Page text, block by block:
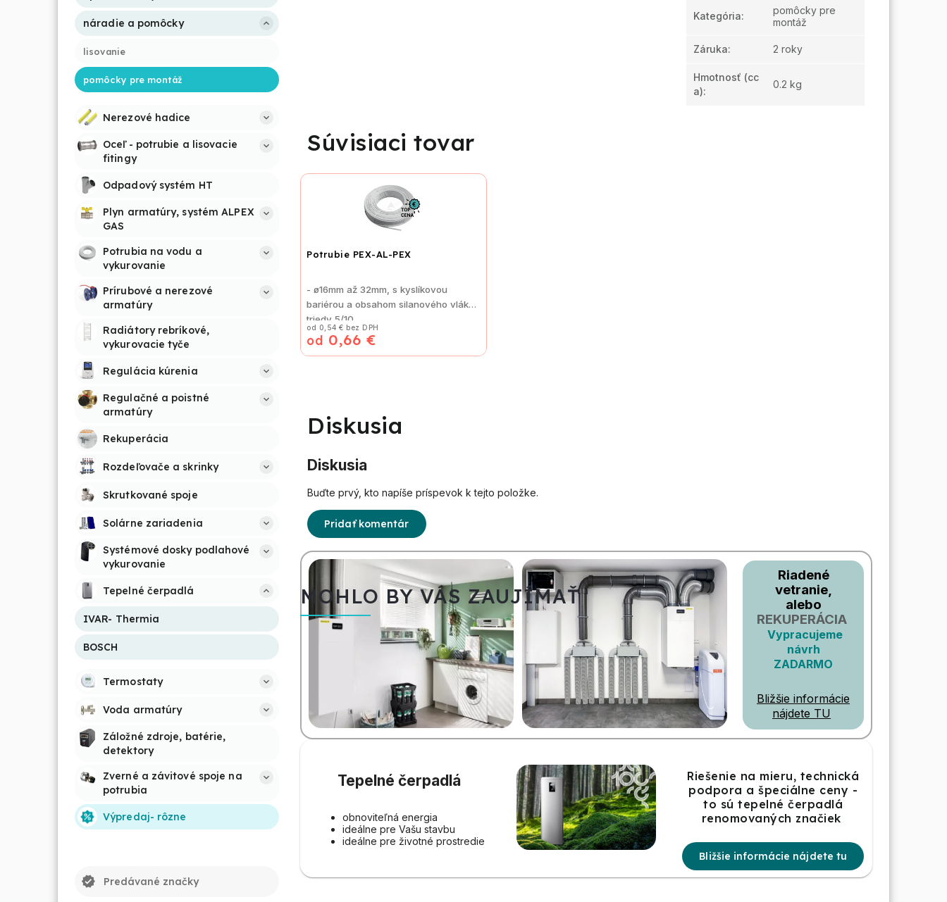
náradie a pomôcky
lisovanie
pomôcky pre montáž
Nerezové hadice
Oceľ - potrubie a lisovacie
fitingy
Odpadový systém HT
Plyn armatúry, systém ALPEX
GAS
Potrubia na vodu a
vykurovanie
Prírubové a nerezové
armatúry
Radiátory rebríkové,
vykurovacie tyče
Regulácia kúrenia
Regulačné a poistné
armatúry
Rekuperácia
Rozdeľovače a skrinky
Skrutkované spoje
Solárne zariadenia
Systémové dosky podlahové
vykurovanie
Tepelné čerpadlá
IVAR- Thermia
BOSCH
Termostaty
Voda armatúry
Záložné zdroje, batérie,
detektory
Zverné a závitové spoje na
potrubia
Výpredaj- rôzne
verified Predávané značky
Kategória:
pomôcky pre
montáž
Záruka: 2 roky
Hmotnosť (cc
a):
0.2 kg
Súvisiaci tovar
Potrubie PEX-AL-PEX
od 0,54 € bez DPH
od 0,66 €
- ø16mm až 32mm, s kyslíkovou
bariérou a obsahom silanového vlákna
triedy 5/10
Diskusia
Diskusia
Buďte prvý, kto napíše príspevok k tejto položke.
Pridať komentár
MOHLO BY VÁS ZAUJÍMAŤ
Riadené
vetranie,
alebo
REKUPERÁCIA
Vypracujeme
návrh
ZADARMO
Bližšie informácie
nájdete TU
Tepelné čerpadlá
obnoviteľná energia
ideálne pre Vašu stavbu
ideálne pre životné prostredie
Riešenie na mieru, technická
podpora a špeciálne ceny -
to sú tepelné čerpadlá
renomovaných značiek
Bližšie informácie nájdete tu